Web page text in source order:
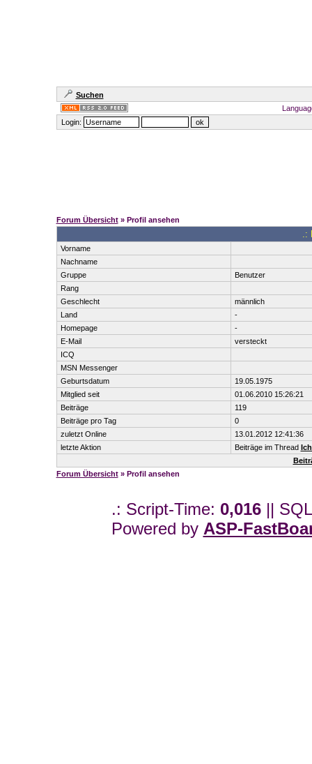
Suchen
Login:
Forum Übersicht» Profil ansehen
.:
Vorname
Nachname
Gruppe
Benutzer
Rang
Geschlecht
männlich
Land
-
Homepage
-
E-Mail
versteckt
ICQ
MSN Messenger
Geburtsdatum
19.05.1975
Mitglied seit
01.06.2010 15:26:21
Beiträge
119
Beiträge pro Tag
0
zuletzt Online
13.01.2012 12:41:36
letzte Aktion
Beiträge im Thread
Forum Übersicht» Profil ansehen
.: Script-Time: 0,016||
Powered by ASP-